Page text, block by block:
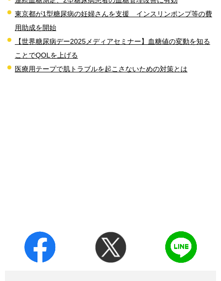
東京都が1型糖尿病の妊婦さんを支援 インスリンポンプ等の費
用助成を開始
【世界糖尿病デー2025メディアセミナー】血糖値の変動を知る
ことでQOLを上げる
医療用テープで肌トラブルを起こさないための対策とは